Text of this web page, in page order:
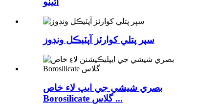
سپر پتلي کوارٽز آپٽيڪل ونڊوز
بصري شيشي جي ايپ لاء خاص
Borosilicate گلاس ...